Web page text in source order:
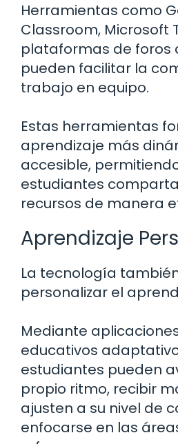
Herramientas como
Classroom, Microsoft
plataformas de foros
pueden facilitar la
trabajo en equipo.
Estas herramientas
aprendizaje más
accesible,
estudiantes
recursos de manera
Aprendizaje
La tecnología
personalizar el
Mediante
educativos
estudiantes pueden
propio ritmo, recibir
ajusten a su nivel de
enfocarse en las